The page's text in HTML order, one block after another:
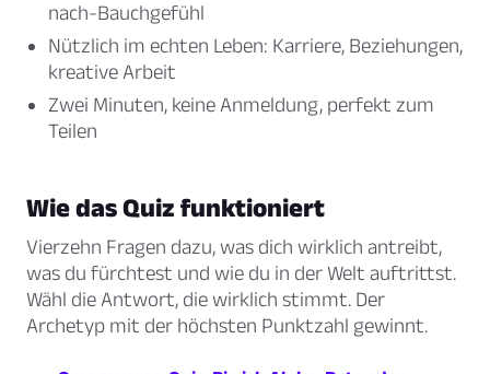
nach-Bauchgefühl
Nützlich im echten Leben: Karriere, Beziehungen,
kreative Arbeit
Zwei Minuten, keine Anmeldung, perfekt zum
Teilen
Wie das Quiz funktioniert
Vierzehn Fragen dazu, was dich wirklich antreibt,
was du fürchtest und wie du in der Welt auftrittst.
Wähl die Antwort, die wirklich stimmt. Der
Archetyp mit der höchsten Punktzahl gewinnt.